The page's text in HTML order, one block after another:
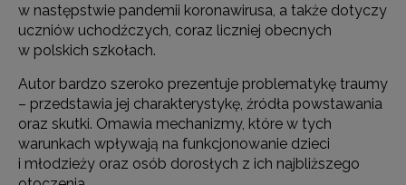
w następstwie pandemii koronawirusa, a także dotyczy
uczniów uchodźczych, coraz liczniej obecnych
w polskich szkołach.
Autor bardzo szeroko prezentuje problematykę traumy
– przedstawia jej charakterystykę, źródła powstawania
oraz skutki. Omawia mechanizmy, które w tych
warunkach wpływają na funkcjonowanie dzieci
i młodzieży oraz osób dorosłych z ich najbliższego